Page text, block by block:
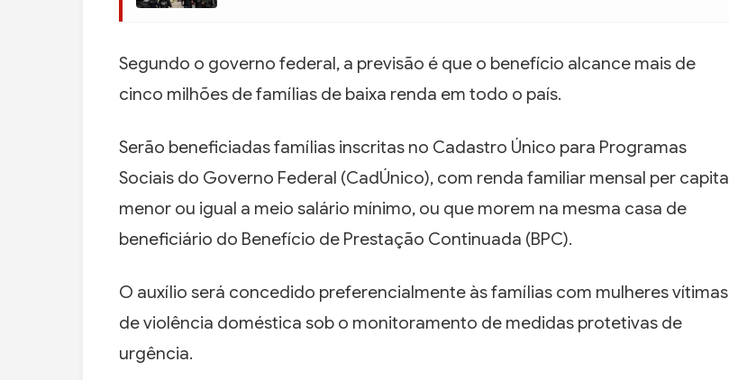
Segundo o governo federal, a previsão é que o benefício alcance mais de
cinco milhões de famílias de baixa renda em todo o país.
Serão beneficiadas famílias inscritas no Cadastro Único para Programas
Sociais do Governo Federal (CadÚnico), com renda familiar mensal per capita
menor ou igual a meio salário mínimo, ou que morem na mesma casa de
beneficiário do Benefício de Prestação Continuada (BPC).
O auxílio será concedido preferencialmente às famílias com mulheres vítimas
de violência doméstica sob o monitoramento de medidas protetivas de
urgência.